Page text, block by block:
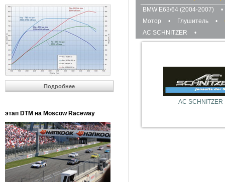
Подробнее
этап DTM на Moscow Raceway
BMW E63/64 (2004-2007)
•
Мотор
• Глушитель •
AC SCHNITZER
•
AC SCHNITZER